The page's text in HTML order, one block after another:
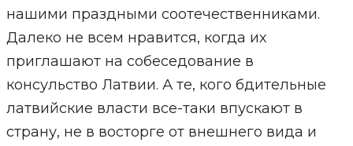
нашими праздными соотечественниками.
Далеко не всем нравится, когда их
приглашают на собеседование в
консульство Латвии. А те, кого бдительные
латвийские власти все-таки впускают в
страну, не в восторге от внешнего вида и